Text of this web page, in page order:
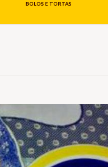
BOLOS E TORTAS